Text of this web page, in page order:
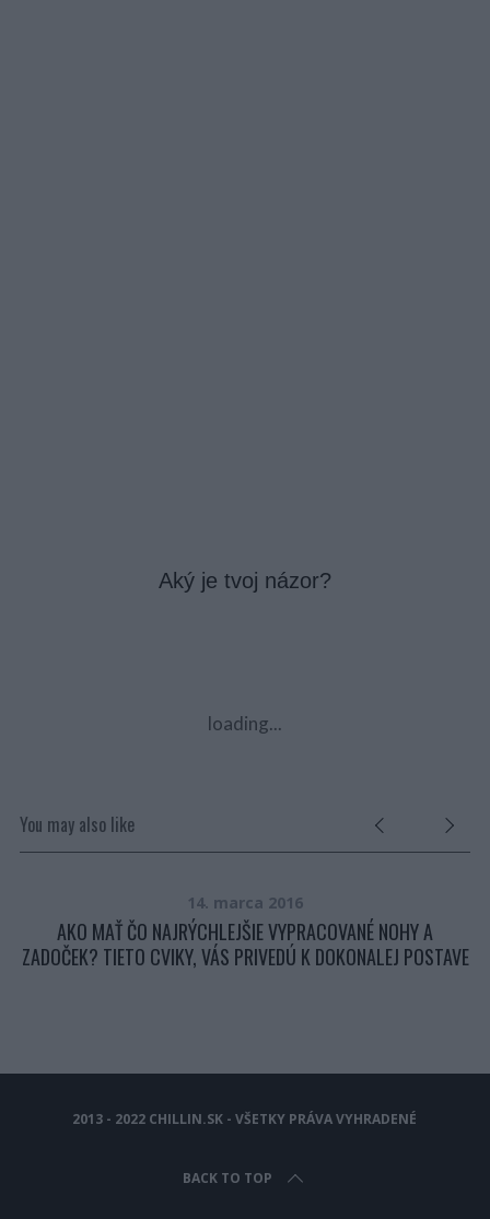
Aký je tvoj názor?
loading...
You may also like
14. marca 2016
AKO MAŤ ČO NAJRÝCHLEJŠIE VYPRACOVANÉ NOHY A
ZADOČEK? TIETO CVIKY, VÁS PRIVEDÚ K DOKONALEJ POSTAVE
2013 - 2022 CHILLIN.SK - VŠETKY PRÁVA VYHRADENÉ
BACK TO TOP